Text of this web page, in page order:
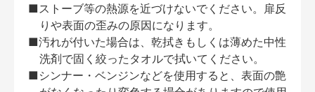
■ストーブ等の熱源を近づけないでください。扉反
りや表面の歪みの原因になります。
■汚れが付いた場合は、乾拭きもしくは薄めた中性
洗剤で固く絞ったタオルで拭いてください。
■シンナー・ベンジンなどを使用すると、表面の艶